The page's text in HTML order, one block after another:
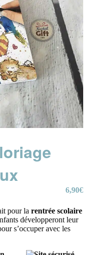
6,90€
pour la rentrée scolaire
développeront leur
s’occuper avec les